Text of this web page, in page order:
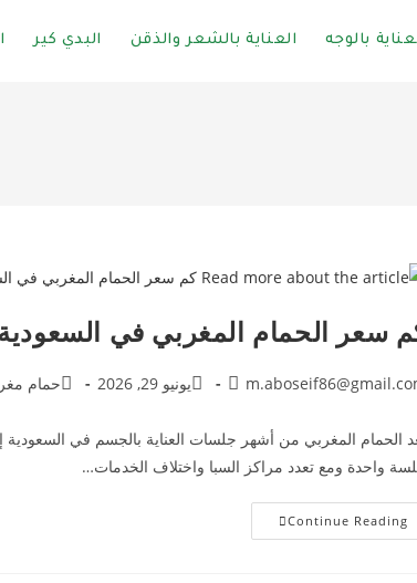
البدي كير العناية بالشعر والذقن بالوجه
سعر الحمام المغربي في
يونيو 29, 2026 حمام
الحمام المغربي من أشهر جلسات العناية بالجسم في
واحدة ومع تعدد مراكز السبا واختلاف الخدمات…
Continue Reading